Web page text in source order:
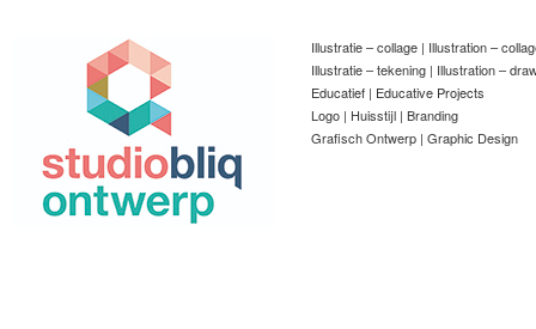
Illustratie – collage | Illustration –
Illustratie – tekening | Illustration –
Educatief | Educative Projects
Logo | Huisstijl | Branding
Grafisch Ontwerp | Graphic Design